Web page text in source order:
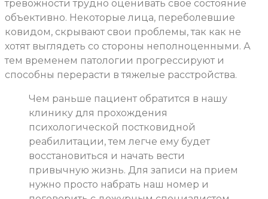
тревожности трудно оценивать свое состояние
объективно. Некоторые лица, переболевшие
ковидом, скрывают свои проблемы, так как не
хотят выглядеть со стороны неполноценными. А
тем временем патологии прогрессируют и
способны перерасти в тяжелые расстройства.
Чем раньше пациент обратится в нашу
клинику для прохождения
психологической постковидной
реабилитации, тем легче ему будет
восстановиться и начать вести
привычную жизнь. Для записи на прием
нужно просто набрать наш номер и